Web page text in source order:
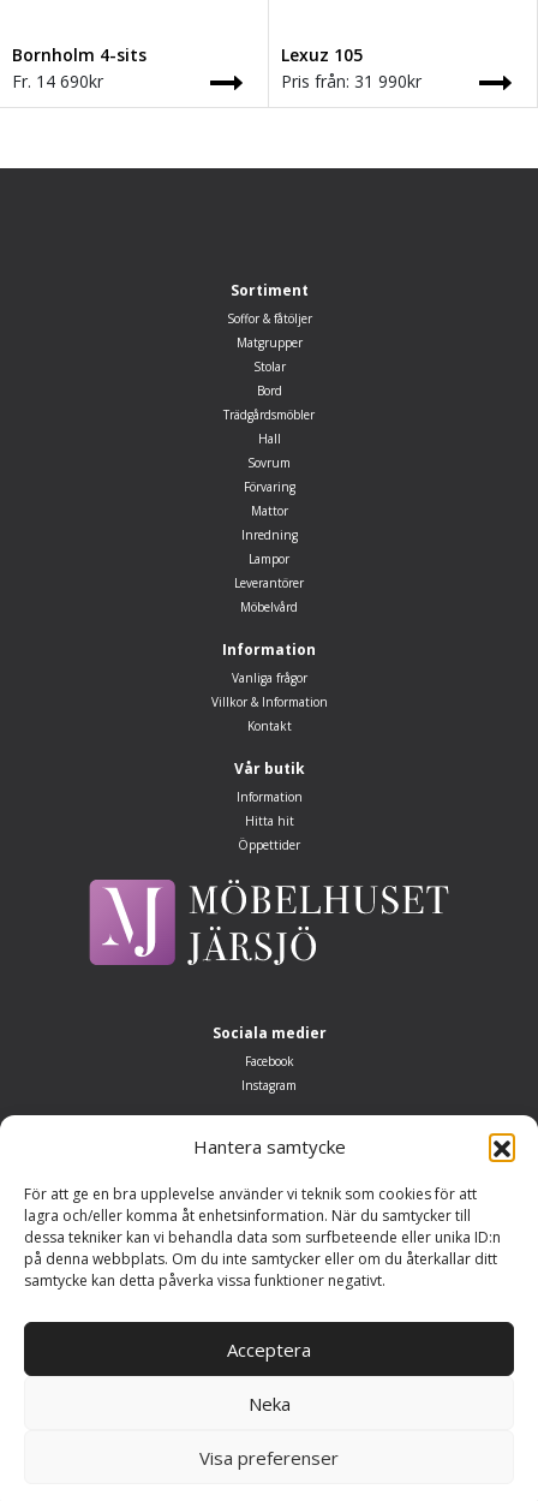
Hantera samtycke
För att ge en bra upplevelse använder vi teknik som cookies för att
lagra och/eller komma åt enhetsinformation. När du samtycker till
dessa tekniker kan vi behandla data som surfbeteende eller unika ID:n
på denna webbplats. Om du inte samtycker eller om du återkallar ditt
samtycke kan detta påverka vissa funktioner negativt.
Acceptera
Neka
Visa preferenser
Bornholm 4-sits
Fr. 14 690kr
Lexuz 105
Pris från: 31 990kr
Sortiment
Soffor & fåtöljer
Matgrupper
Stolar
Bord
Trädgårdsmöbler
Hall
Sovrum
Förvaring
Mattor
Inredning
Lampor
Leverantörer
Möbelvård
Information
Vanliga frågor
Villkor & Information
Kontakt
Vår butik
Information
Hitta hit
Öppettider
Sociala medier
Facebook
Instagram
Måndag–fredag 10.00–18.00
Söndag: Stängt
Adress
Möbelhuset Järsjö
692 93 Kumla
Copyright Möbelhuset Järsjö 2025